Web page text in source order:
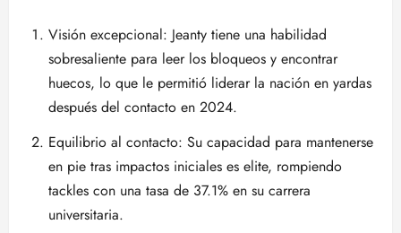
Visión excepcional: Jeanty tiene una habilidad
sobresaliente para leer los bloqueos y encontrar
huecos, lo que le permitió liderar la nación en yardas
después del contacto en 2024.
Equilibrio al contacto: Su capacidad para mantenerse
en pie tras impactos iniciales es elite, rompiendo
tackles con una tasa de 37.1% en su carrera
universitaria.